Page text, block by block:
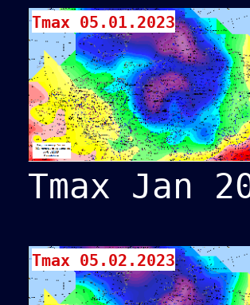
Tmax 05.01.2023
Tmax Jan
Tmax 05.02.2023